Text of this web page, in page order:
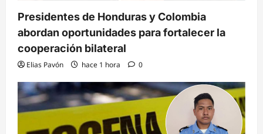
Presidentes de Honduras y Colombia
abordan oportunidades para fortalecer la
cooperación bilateral
Elias Pavón hace 1 hora 0